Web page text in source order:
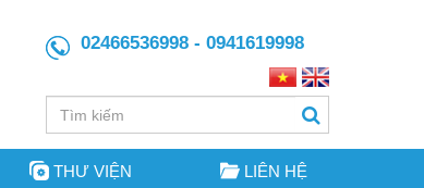
02466536998 - 0941619998
THƯ VIỆN LIÊN HỆ